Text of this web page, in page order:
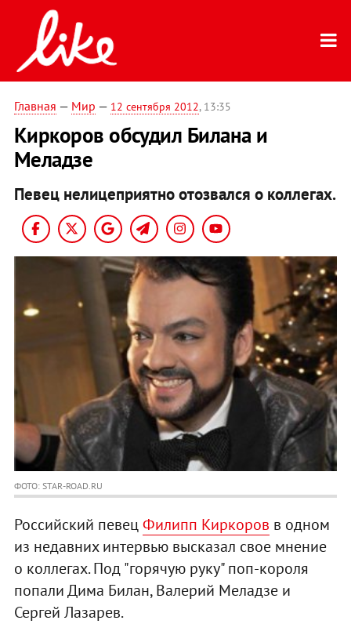
Главная — Мир — 12 сентября 2012, 13:35
Киркоров обсудил Билана и
Меладзе
Певец нелицеприятно отозвался о коллегах.
ФОТО: STAR-ROAD.RU
Российский певецФилипп Киркоров в одном
из недавних интервью высказал свое мнение
о коллегах. Под "горячую руку" поп-короля
попали Дима Билан, Валерий Меладзе и
Сергей Лазарев.